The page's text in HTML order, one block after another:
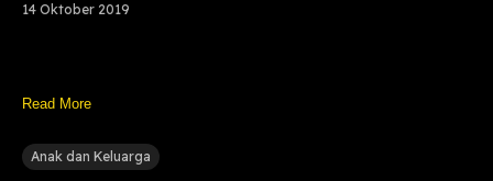
14 Oktober 2019
Read More
Anak dan Keluarga